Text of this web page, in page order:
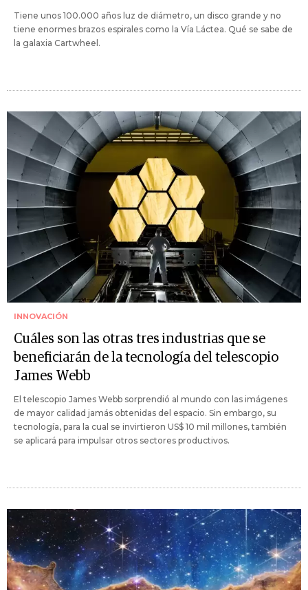
Tiene unos 100.000 años luz de diámetro, un disco grande y no
tiene enormes brazos espirales como la Vía Láctea. Qué se sabe de
la galaxia Cartwheel.
INNOVACIÓN
Cuáles son las otras tres industrias que se
beneficiarán de la tecnología del telescopio
James Webb
El telescopio James Webb sorprendió al mundo con las imágenes
de mayor calidad jamás obtenidas del espacio. Sin embargo, su
tecnología, para la cual se invirtieron US$ 10 mil millones, también
se aplicará para impulsar otros sectores productivos.